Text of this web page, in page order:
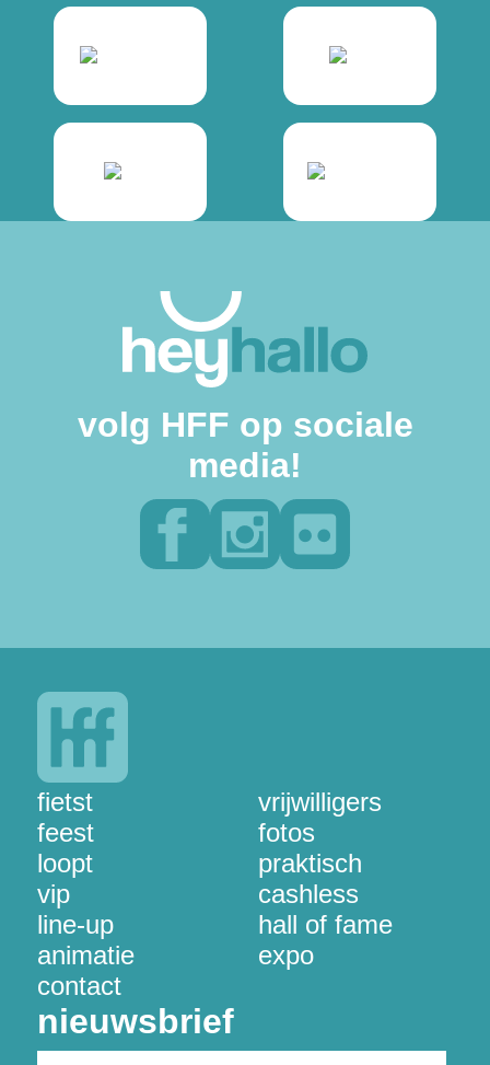
volg HFF op sociale
media!
fietst
feest
loopt
vip
line-up
animatie
contact
vrijwilligers
fotos
praktisch
cashless
hall of fame
expo
nieuwsbrief